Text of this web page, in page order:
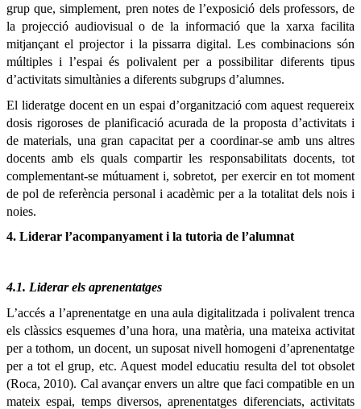
grup que, simplement, pren notes de l’exposició dels professors, de
la projecció audiovisual o de la informació que la xarxa facilita
mitjançant el projector i la pissarra digital. Les combinacions són
múltiples i l’espai és polivalent per a possibilitar diferents tipus
d’activitats simultànies a diferents subgrups d’alumnes.
El lideratge docent en un espai d’organització com aquest requereix
dosis rigoroses de planificació acurada de la proposta d’activitats i
de materials, una gran capacitat per a coordinar-se amb uns altres
docents amb els quals compartir les responsabilitats docents, tot
complementant-se mútuament i, sobretot, per exercir en tot moment
de pol de referència personal i acadèmic per a la totalitat dels nois i
noies.
4. Liderar l’acompanyament i la tutoria de l’alumnat
4.1. Liderar els aprenentatges
L’accés a l’aprenentatge en una aula digitalitzada i polivalent trenca
els clàssics esquemes d’una hora, una matèria, una mateixa activitat
per a tothom, un docent, un suposat nivell homogeni d’aprenentatge
per a tot el grup, etc. Aquest model educatiu resulta del tot obsolet
(Roca, 2010). Cal avançar envers un altre que faci compatible en un
mateix espai, temps diversos, aprenentatges diferenciats, activitats